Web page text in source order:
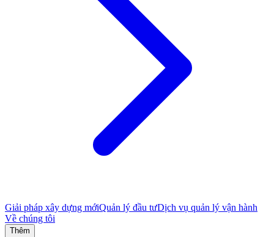
Giải pháp xây dựng mớiQuản lý đầu tưDịch vụ quản lý vận hành
Về chúng tôi
Thêm